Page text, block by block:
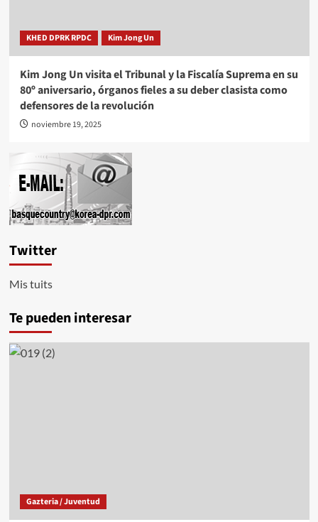
KHED DPRK RPDC Kim Jong Un
Kim Jong Un visita el Tribunal y la Fiscalía Suprema en su
80º aniversario, órganos fieles a su deber clasista como
defensores de la revolución
noviembre 19, 2025
Twitter
Mis tuits
Te pueden interesar
Gazteria / Juventud